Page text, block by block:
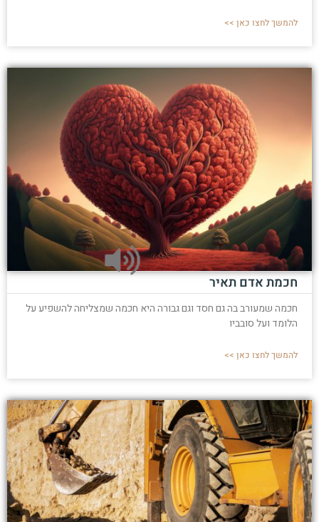
להמשך לחצו כאן >>
חכמת אדם תאיר
חכמה שמעורב בה גם חסד וגם גבורה היא חכמה שמצליחה להשפיע על
הלומד ועל סובביו
להמשך לחצו כאן >>